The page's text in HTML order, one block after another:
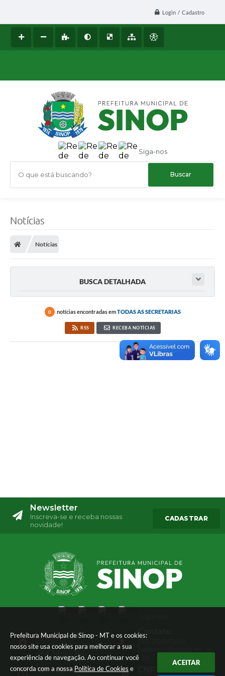
Prefeitura Municipal de Sinop - MT e os cookies:
nosso site usa cookies para melhorar a sua
experiência de navegação. Ao continuar você
concorda com a nossa Política de Cookies e
ACEITAR
Login / Cadastro
Siga-nos
O que está buscando?
Notícias
Notícias
BUSCA DETALHADA
0 notícias encontradas emTODAS AS SECRETARIAS
RSS RECEBA NOTÍCIAS
Newsletter
Inscreva-se e receba nossas
novidade!
CADASTRAR
Localização
Av. das Embaúbas, 1386 - Centro
CEP: 78550-206
Contato
v.br
Atendimento CNPJ